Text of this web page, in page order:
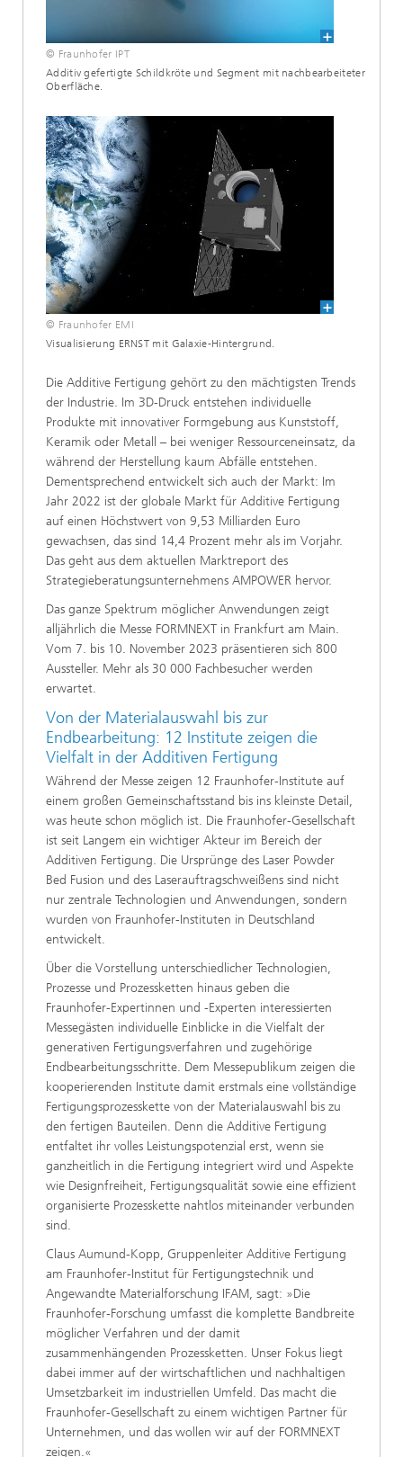
© Fraunhofer IPT
Additiv gefertigte Schildkröte und Segment mit nachbearbeiteter
Oberfläche.
© Fraunhofer EMI
Visualisierung ERNST mit Galaxie-Hintergrund.
Die Additive Fertigung gehört zu den mächtigsten Trends
der Industrie. Im 3D-Druck entstehen individuelle
Produkte mit innovativer Formgebung aus Kunststoff,
Keramik oder Metall – bei weniger Ressourceneinsatz, da
während der Herstellung kaum Abfälle entstehen.
Dementsprechend entwickelt sich auch der Markt: Im
Jahr 2022 ist der globale Markt für Additive Fertigung
auf einen Höchstwert von 9,53 Milliarden Euro
gewachsen, das sind 14,4 Prozent mehr als im Vorjahr.
Das geht aus dem aktuellen Marktreport des
Strategieberatungsunternehmens AMPOWER hervor.
Das ganze Spektrum möglicher Anwendungen zeigt
alljährlich die Messe FORMNEXT in Frankfurt am Main.
Vom 7. bis 10. November 2023 präsentieren sich 800
Aussteller. Mehr als 30 000 Fachbesucher werden
erwartet.
Von der Materialauswahl bis zur
Endbearbeitung: 12 Institute zeigen die
Vielfalt in der Additiven Fertigung
Während der Messe zeigen 12 Fraunhofer-Institute auf
einem großen Gemeinschaftsstand bis ins kleinste Detail,
was heute schon möglich ist. Die Fraunhofer-Gesellschaft
ist seit Langem ein wichtiger Akteur im Bereich der
Additiven Fertigung. Die Ursprünge des Laser Powder
Bed Fusion und des Laserauftragschweißens sind nicht
nur zentrale Technologien und Anwendungen, sondern
wurden von Fraunhofer-Instituten in Deutschland
entwickelt.
Über die Vorstellung unterschiedlicher Technologien,
Prozesse und Prozessketten hinaus geben die
Fraunhofer-Expertinnen und -Experten interessierten
Messegästen individuelle Einblicke in die Vielfalt der
generativen Fertigungsverfahren und zugehörige
Endbearbeitungsschritte. Dem Messepublikum zeigen die
kooperierenden Institute damit erstmals eine vollständige
Fertigungsprozesskette von der Materialauswahl bis zu
den fertigen Bauteilen. Denn die Additive Fertigung
entfaltet ihr volles Leistungspotenzial erst, wenn sie
ganzheitlich in die Fertigung integriert wird und Aspekte
wie Designfreiheit, Fertigungsqualität sowie eine effizient
organisierte Prozesskette nahtlos miteinander verbunden
sind.
Claus Aumund-Kopp, Gruppenleiter Additive Fertigung
am Fraunhofer-Institut für Fertigungstechnik und
Angewandte Materialforschung IFAM, sagt: »Die
Fraunhofer-Forschung umfasst die komplette Bandbreite
möglicher Verfahren und der damit
zusammenhängenden Prozessketten. Unser Fokus liegt
dabei immer auf der wirtschaftlichen und nachhaltigen
Umsetzbarkeit im industriellen Umfeld. Das macht die
Fraunhofer-Gesellschaft zu einem wichtigen Partner für
Unternehmen, und das wollen wir auf der FORMNEXT
zeigen.«